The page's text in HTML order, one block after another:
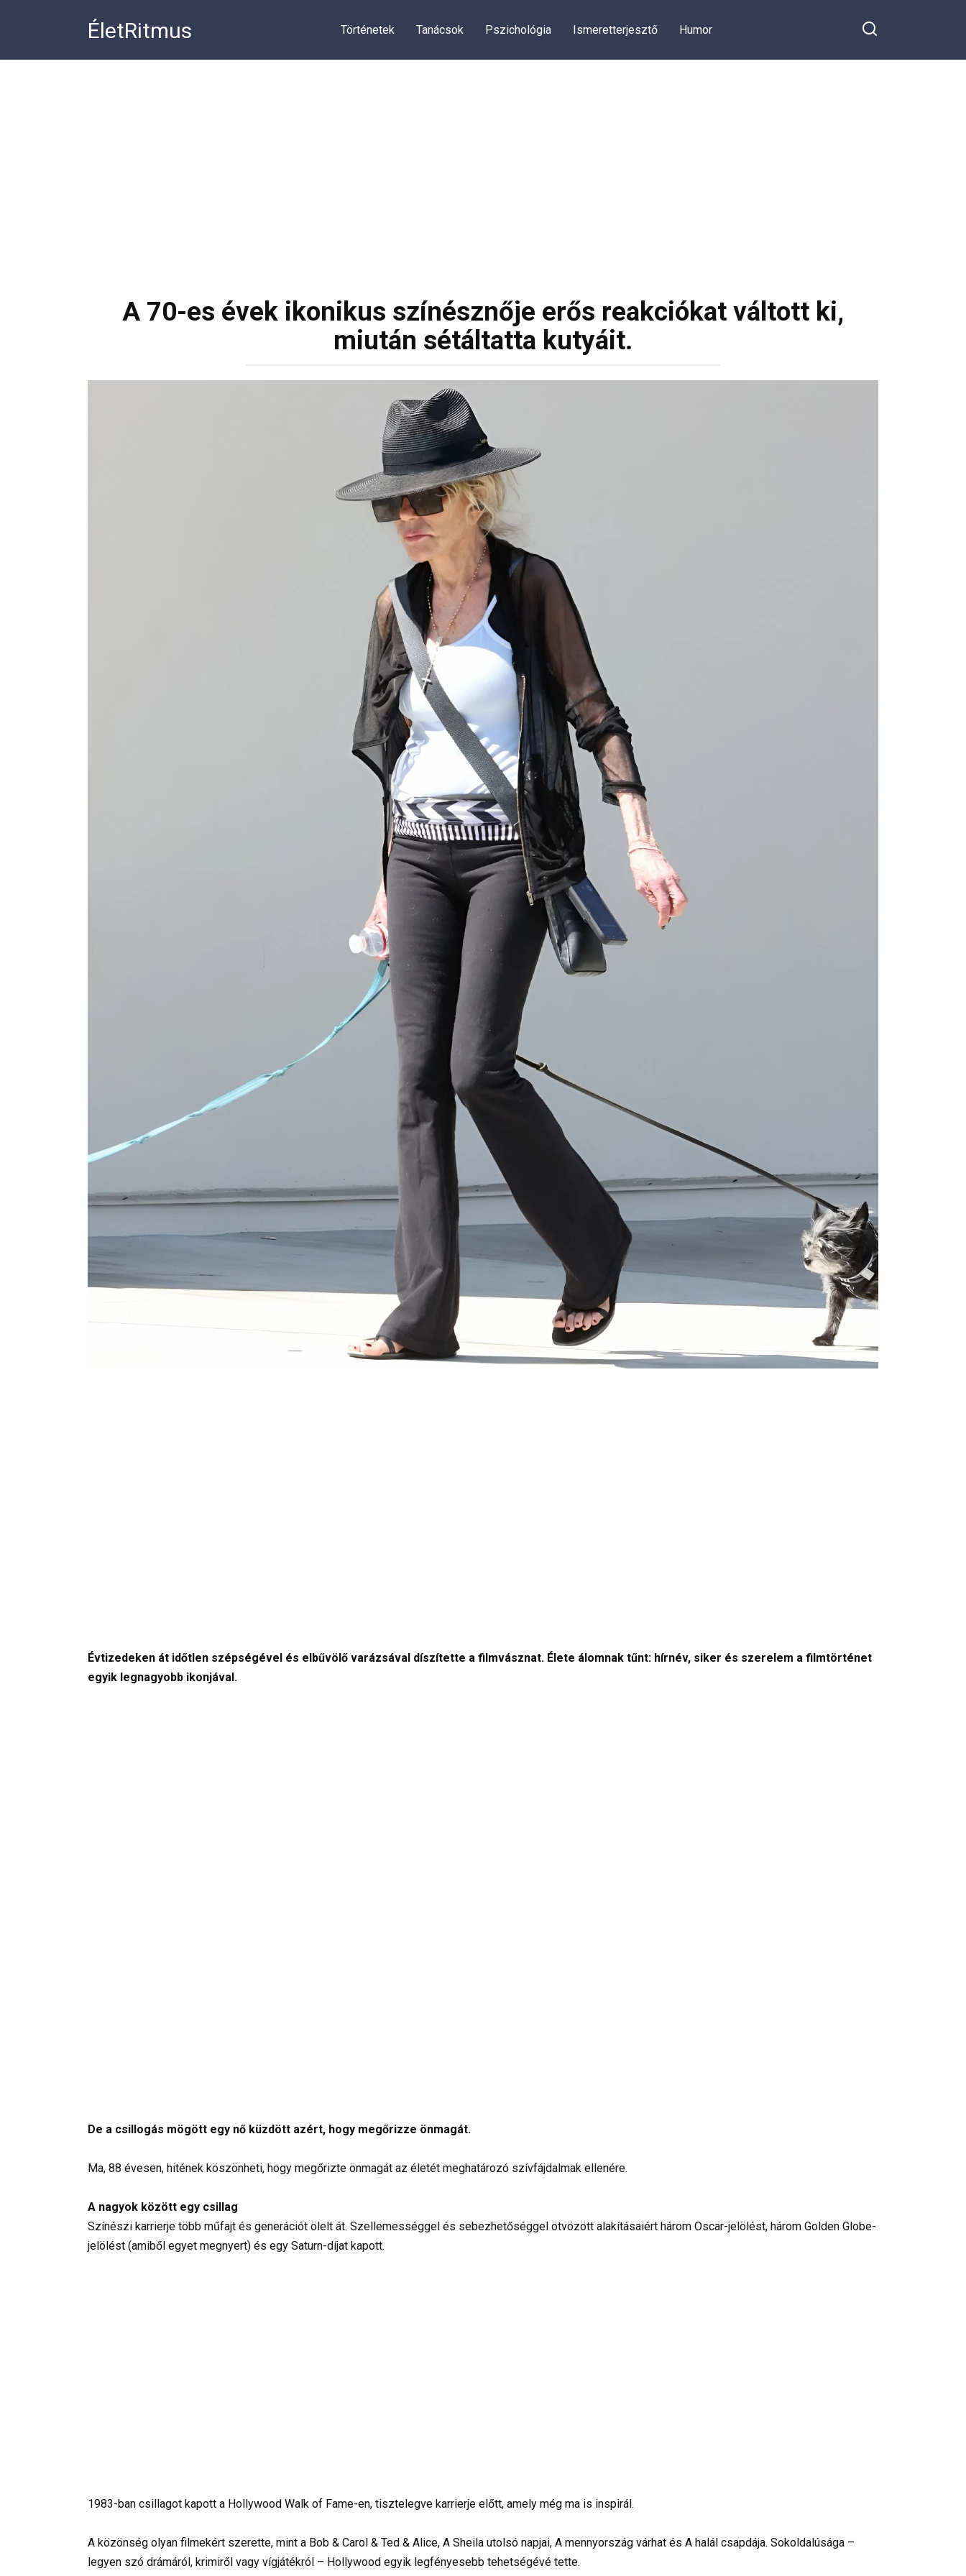
ÉletRitmus Történetek Tanácsok Pszichológia Ismeretterjesztő Humor
A 70-es évek ikonikus színésznője erős reakciókat váltott ki,
miután sétáltatta kutyáit.
Évtizedeken át időtlen szépségével és elbűvölő varázsával díszítette a filmvásznat. Élete álomnak tűnt: hírnév, siker és szerelem a filmtörténet
egyik legnagyobb ikonjával.
De a csillogás mögött egy nő küzdött azért, hogy megőrizze önmagát.
Ma, 88 évesen, hitének köszönheti, hogy megőrizte önmagát az életét meghatározó szívfájdalmak ellenére.
A nagyok között egy csillag
Színészi karrierje több műfajt és generációt ölelt át. Szellemességgel és sebezhetőséggel ötvözött alakításaiért három Oscar-jelölést, három Golden Globe-
jelölést (amiből egyet megnyert) és egy Saturn-díjat kapott.
1983-ban csillagot kapott a Hollywood Walk of Fame-en, tisztelegve karrierje előtt, amely még ma is inspirál.
A közönség olyan filmekért szerette, mint a Bob & Carol & Ted & Alice, A Sheila utolsó napjai, A mennyország várhat és A halál csapdája. Sokoldalúsága –
legyen szó drámáról, krimiről vagy vígjátékról – Hollywood egyik legfényesebb tehetségévé tette.